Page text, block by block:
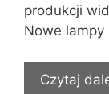
produkcji
Nowe
Czytaj